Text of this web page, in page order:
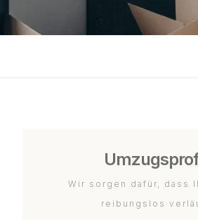
Wir sorgen dafür, dass
reibungslos